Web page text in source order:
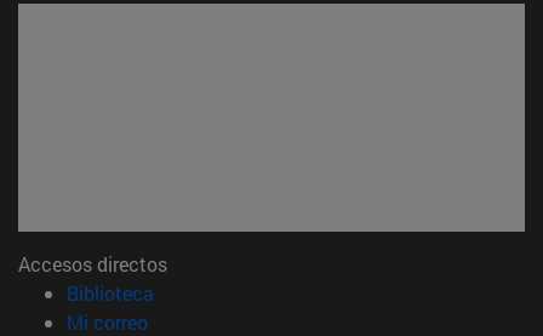
Accesos directos
Biblioteca
Mi correo(abre en nueva ventana)